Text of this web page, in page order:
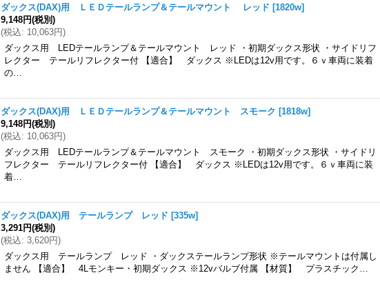
ダックス(DAX)用 ＬＥＤテールランプ＆テールマウント レッド [1820w]
9,148円(税別)
(税込: 10,063円)
ダックス用 LEDテールランプ＆テールマウント レッド ・初期ダックス形状 ・サイドリフ
レクター テールリフレクター付 【適合】 ダックス ※LEDは12v用です。６ｖ車両に装着
の…
ダックス(DAX)用 ＬＥＤテールランプ＆テールマウント スモーク [1818w]
9,148円(税別)
(税込: 10,063円)
ダックス用 LEDテールランプ＆テールマウント スモーク ・初期ダックス形状 ・サイドリ
フレクター テールリフレクター付 【適合】 ダックス ※LEDは12v用です。６ｖ車両に装
着…
ダックス(DAX)用 テールランプ レッド [335w]
3,291円(税別)
(税込: 3,620円)
ダックス用 テールランプ レッド ・ダックステールランプ形状 ※テールマウントは付属し
ません 【適合】 4Lモンキー・初期ダックス ※12vバルブ付属 【材質】 プラスチック…